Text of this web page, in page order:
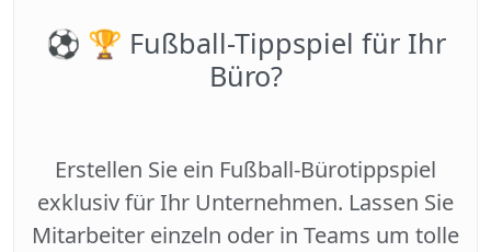
⚽️ 🏆 Fußball-Tippspiel für Ihr
Büro?
Erstellen Sie ein Fußball-Bürotippspiel
exklusiv für Ihr Unternehmen. Lassen Sie
Mitarbeiter einzeln oder in Teams um tolle